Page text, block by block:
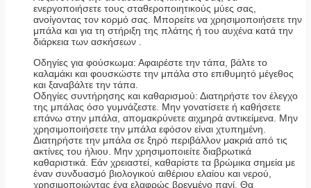
ενεργοποιήσετε τους σταθεροποιητικούς μύες σας,
ανοίγοντας τον κορμό σας. Μπορείτε να χρησιμοποιήσετε την
μπάλα και για τη στήριξη της πλάτης ή του αυχένα κατά την
διάρκεια των ασκήσεων .
Οδηγίες για φούσκωμα: Αφαιρέστε την τάπα, βάλτε το
καλαμάκι και φουσκώστε την μπάλα στο επιθυμητό μέγεθος
και ξαναβάλτε την τάπα.
Οδηγίες συντήρησης και καθαρισμού: Διατηρήστε τον έλεγχο
της μπάλας όσο γυμνάζεστε. Μην γονατίσετε ή καθήσετε
επάνω στην μπάλα, απομακρύνετε αιχμηρά αντικείμενα. Μην
χρησιμοποιήσετε την μπάλα εφόσον είναι χτυπημένη.
Διατηρήστε την μπάλα σε ξηρό περιβάλλον μακριά από τις
ακτίνες του ήλιου. Μην χρησιμοποιείτε διαβρωτικά
καθαριστικά. Εάν χρειαστεί, καθαρίστε τα βρώμικα σημεία με
έναν συνδυασμό βιολογικού αιθέριου ελαίου και νερού,
χρησιμοποιώντας ένα ελαφρώς βρεγμένο πανί. Θα